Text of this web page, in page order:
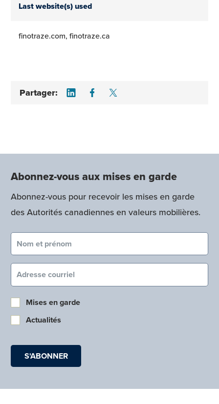
Last website(s) used
finotraze.com, finotraze.ca
Partager: Share on LinkedIn
Share on Facebook
Abonnez-vous aux mises en garde
Abonnez-vous pour recevoir les mises en garde
des Autorités canadiennes en valeurs mobilières.
Nom et prénom (obligatoire)
Courriel (obligatoire)
Mises en garde
Actualités